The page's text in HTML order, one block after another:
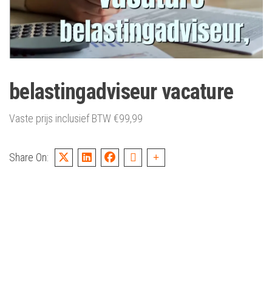
belastingadviseur vacature
Vaste prijs inclusief BTW€99,99
Share On: